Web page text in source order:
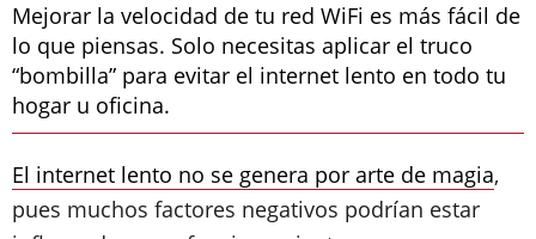
Mejorar la velocidad de tu red WiFi es más fácil de
lo que piensas. Solo necesitas aplicar el truco
“bombilla” para evitar el internet lento en todo tu
hogar u oficina.
El internet lento no se genera por arte de magia,
pues muchos factores negativos podrían estar